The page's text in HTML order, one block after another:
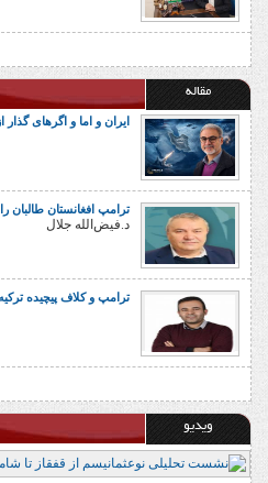
مقاله
ایران و اما و اگرهای
ترامپ افغانستان طالبان
د.فیض‌الله جلال
ترامپ و کلاف پیچیده
ویدیو